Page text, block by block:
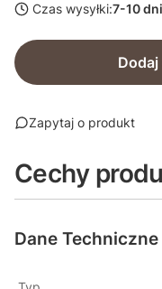
Czas wysyłki:7-10
Zapytaj o produkt
Cechy
Dane